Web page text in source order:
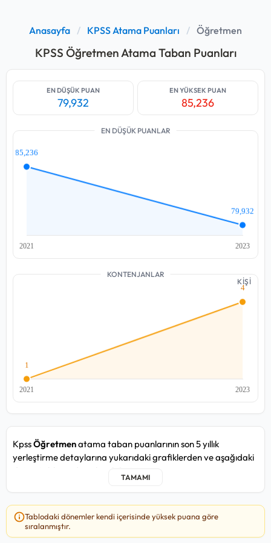
Anasayfa / KPSS Atama Puanları / Öğretmen
KPSS Öğretmen Atama Taban Puanları
EN DÜŞÜK PUAN
79,932
EN YÜKSEK PUAN
85,236
EN DÜŞÜK PUANLAR
KONTENJANLAR
KİŞİ
KpssÖğretmenatama taban puanlarının son 5 yıllık
yerleştirme detaylarına yukarıdaki grafiklerden ve aşağıdaki
döneminde, en düşük79,932puan ile Devlet Malzeme Ofisi
Genel Müdürlüğü / Ankara / Merkez kurumuna, en yüksek
puan ile Istanbul Teknik Üniversitesi / Merkez kurumuna
Tablodaki dönemler kendi içerisinde yüksek puana göre
sıralanmıştır.